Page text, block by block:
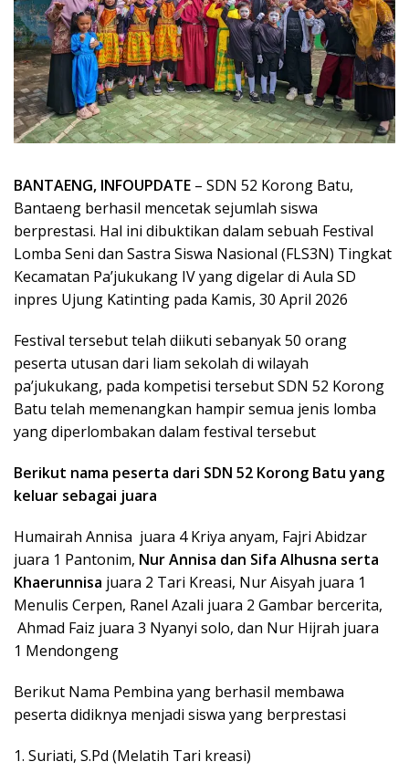
BANTAENG, INFOUPDATE – SDN 52 Korong Batu,
Bantaeng berhasil mencetak sejumlah siswa
berprestasi. Hal ini dibuktikan dalam sebuah Festival
Lomba Seni dan Sastra Siswa Nasional (FLS3N) Tingkat
Kecamatan Pa’jukukang IV yang digelar di Aula SD
inpres Ujung Katinting pada Kamis, 30 April 2026
Festival tersebut telah diikuti sebanyak 50 orang
peserta utusan dari liam sekolah di wilayah
pa’jukukang, pada kompetisi tersebut SDN 52 Korong
Batu telah memenangkan hampir semua jenis lomba
yang diperlombakan dalam festival tersebut
Berikut nama peserta dari SDN 52 Korong Batu yang
keluar sebagai juara
Humairah Annisa juara 4 Kriya anyam, Fajri Abidzar
juara 1 Pantonim, Nur Annisa dan Sifa Alhusna serta
Khaerunnisa juara 2 Tari Kreasi, Nur Aisyah juara 1
Menulis Cerpen, Ranel Azali juara 2 Gambar bercerita,
Ahmad Faiz juara 3 Nyanyi solo, dan Nur Hijrah juara
1 Mendongeng
Berikut Nama Pembina yang berhasil membawa
peserta didiknya menjadi siswa yang berprestasi
1. Suriati, S.Pd (Melatih Tari kreasi)